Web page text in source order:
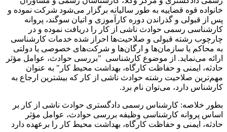
قوه قضاییه به طور سالیانه برگزار می‌شود شرکت نموده و
قبولی و گذراندن دوره کارآموزی و اتیان سوگند، پروانه
رسمی حوادث ناشی از کار را دریافت نموده و در
رشته قبولی و صلاحیت‌ها احراز شده خدمات کارشناسی
محاکم یا سازمان‌ها و ارگان‌ها و شرکت‌های خصوصی یا دولتی
می‌نماید. از موضوع کارشناسی "بررسی حوادث، عوامل مؤثر
ایمنی و حفاظت کارگاه، بهداشت محیط کار" به عنوان
صلاحیت رشته حوادث ناشی از کار که بیشترین ارجاع به
دارد، می‌توان نام برد.
خلاصه: کارشناس رسمی دادگستری حوادث ناشی از کار بر
پروانه کارشناسی وظیفه بررسی حوادث، عوامل مؤثر
ایمنی و حفاظت کارگاه، بهداشت محیط کار را برعهده دارد